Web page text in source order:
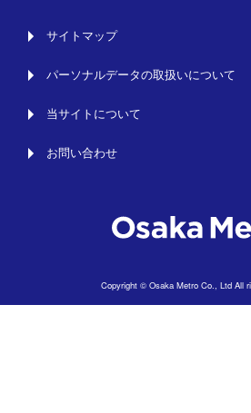
サイトマップ
パーソナルデータの取扱いについて
当サイトについて
お問い合わせ
Copyright © Osaka Metro Co., Ltd All